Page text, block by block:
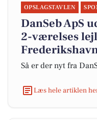
OPSLAGSTAVLEN
DanSeb ApS
2-værelses
Så er der nyt fra
Læs hele artiklen